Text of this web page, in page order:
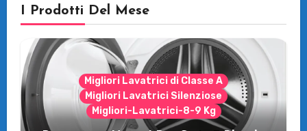
I Prodotti Del Mese
Migliori Lavatrici di Classe A
Migliori Lavatrici Silenziose
Migliori-Lavatrici-8-9 Kg